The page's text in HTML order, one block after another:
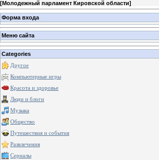
[Молодежный парламент Кировской области]
Форма входа
Меню сайта
Categories
Другое
Компьютерные игры
Красота и здоровье
Люди и блоги
Музыка
Общество
Путешествия и события
Развлечения
Сериалы